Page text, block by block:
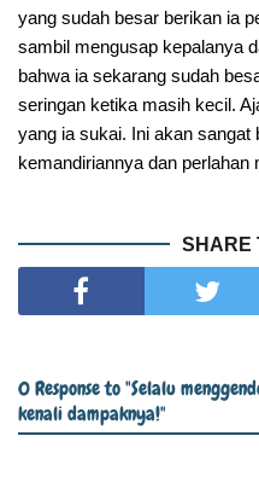
yang sudah besar berikan ia
sambil mengusap kepalanya
bahwa ia sekarang sudah
seringan ketika masih kecil.
yang ia sukai. Ini akan sangat
kemandiriannya dan perlahan
SHARE
0 Response to "Selalu
kenali dampaknya!"